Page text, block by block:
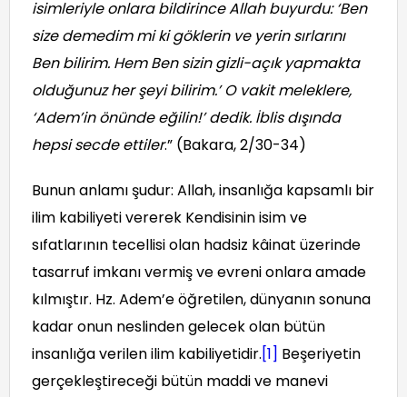
isimleriyle onlara bildirince Allah buyurdu: ‘Ben
size demedim mi ki göklerin ve yerin sırlarını
Ben bilirim. Hem Ben sizin gizli-açık yapmakta
olduğunuz her şeyi bilirim.’ O vakit meleklere,
‘Adem’in önünde eğilin!’ dedik. İblis dışında
hepsi secde ettiler.” (Bakara, 2/30-34)
Bunun anlamı şudur: Allah, insanlığa kapsamlı bir
ilim kabiliyeti vererek Kendisinin isim ve
sıfatlarının tecellisi olan hadsiz kâinat üzerinde
tasarruf imkanı vermiş ve evreni onlara amade
kılmıştır. Hz. Adem’e öğretilen, dünyanın sonuna
kadar onun neslinden gelecek olan bütün
insanlığa verilen ilim kabiliyetidir.[1] Beşeriyetin
gerçekleştireceği bütün maddi ve manevi